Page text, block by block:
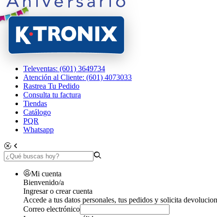
Televentas: (601) 3649734
Atención al Cliente: (601) 4073033
Rastrea Tu Pedido
Consulta tu factura
Tiendas
Catálogo
PQR
Whatsapp
Mi cuenta
Bienvenido/a
Ingresar o crear cuenta
Accede a tus datos personales, tus pedidos y solicita
Correo electrónico